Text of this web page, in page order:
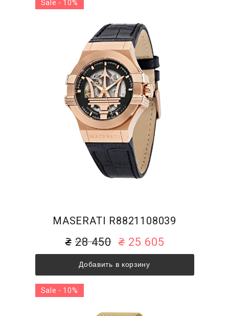
MASERATI R8821108039
28 450 25 605
Добавить в корзину
Sale - 10%
Sale - 10%